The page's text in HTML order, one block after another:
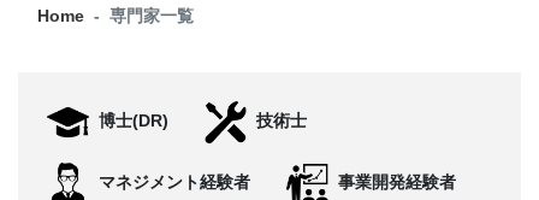
Q&A
CONTACT
Home 専門家一覧
博士(DR) 技術士
マネジメント経験者 事業開発経験者